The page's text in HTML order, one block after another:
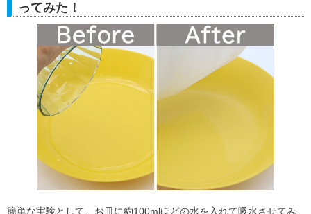
ってみた！
簡単な実験として、お皿に約100mlほどの水を入れて吸水させてみ